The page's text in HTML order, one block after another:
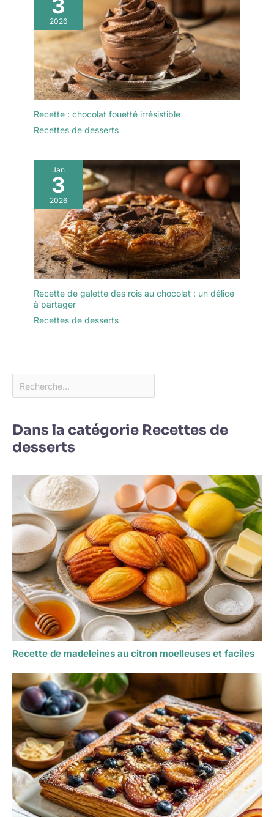
tasses, et peut servir de
cuillère à glace, de
cuillère à dessert, de
cuillère à café ou de
mélangeur à cocktail. Sa
longueur est
parfaitement adaptée
aux verres à pied, aux
boissons fraîches, ce qui
fêtes. 【Sublimez votre
dégustation】Cette
cuillère à café manche
est conçue pour
sublimer vos boissons.
Sa forme élancée permet
d'atteindre facilement le
fond ou les coins de
votre tasse ou canette,
évitant ainsi les doigts
sales et offrant une
matin ou un cocktail en
détergent fortement
alcalin, fortement acide
ou fortement oxydant),
très solide et durable.
【SPIEGELFINISH】 :
design moderne avec
une manipulation
confortable, simple et
élégant avec une finition
couverts ou de couverts
!
3
2026
Recette : chocolat fouetté irrésistible
Recettes de desserts
Jan
3
2026
Recette de galette des rois au chocolat : un délice
à partager
Recettes de desserts
Dans la catégorie Recettes de
desserts
Recette de madeleines au citron moelleuses et faciles